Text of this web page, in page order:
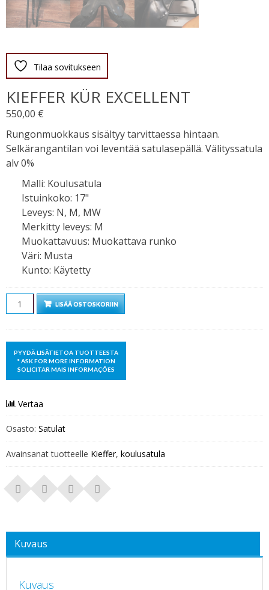
Tilaa sovitukseen
KIEFFER KÜR EXCELLENT
550,00 €
Rungonmuokkaus sisältyy tarvittaessa hintaan.
Selkärangantilan voi leventää satulasepällä. Välityssatula
alv 0%
Malli: Koulusatula
Istuinkoko: 17"
Leveys: N, M, MW
Merkitty leveys: M
Muokattavuus: Muokattava runko
Väri: Musta
Kunto: Käytetty
Määrä LISÄÄ OSTOSKORIIN
Vertaa
Osasto: Satulat
Avainsanat tuotteelle Kieffer, koulusatula
Kuvaus
Kuvaus